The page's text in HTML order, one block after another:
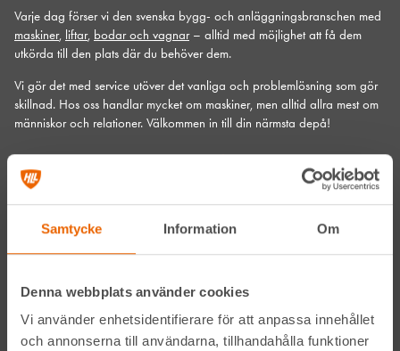
Samtycke Information Om
Denna webbplats använder cookies
Vi använder enhetsidentifierare för att anpassa innehållet
och annonserna till användarna, tillhandahålla funktioner
Varje dag förser vi den svenska bygg- och anläggningsbranschen med
maskiner, liftar, bodar och vagnar– alltid med möjlighet att få dem
utkörda till den plats där du behöver dem.
Vi gör det med service utöver det vanliga och problemlösning som gör
skillnad. Hos oss handlar mycket om maskiner, men alltid allra mest om
människor och relationer. Välkommen in till din närmsta depå!